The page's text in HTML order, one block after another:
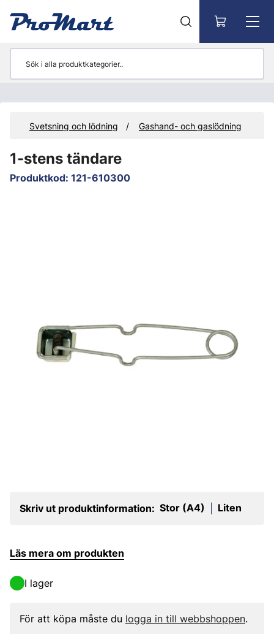
Svetsning och lödning Gashand- och gaslödning
1-stens tändare
Produktkod: 121-610300
Skriv ut produktinformation: Stor (A4) Liten
Läs mera om produkten
I lager
För att köpa måste du logga in till webbshoppen.